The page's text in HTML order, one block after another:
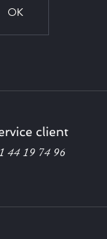
OK
client
44 19 74 96